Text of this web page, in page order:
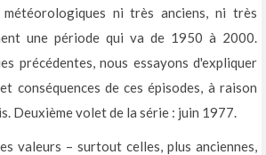
ni très anciens, ni très
une période qui va de 1950 à 2000.
précédentes, nous essayons d'expliquer
conséquences de ces épisodes, à raison
Deuxième volet de la série : juin 1977.
valeurs – surtout celles, plus anciennes,